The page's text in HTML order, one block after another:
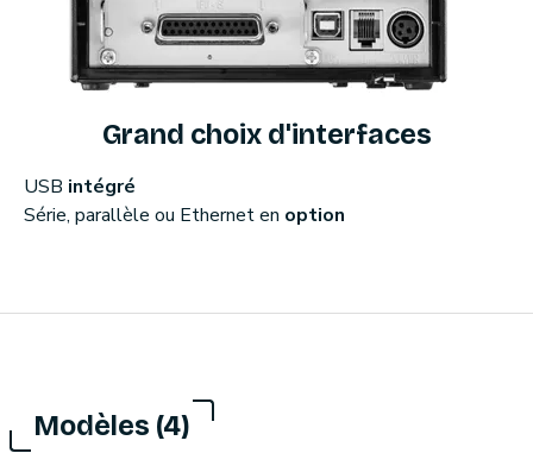
Grand choix d'interfaces
USB intégré
Série, parallèle ou Ethernet en option
Modèles (4)